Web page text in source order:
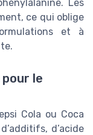
Les
ce qui oblige
et à
le
Cola ou Coca
d’acide